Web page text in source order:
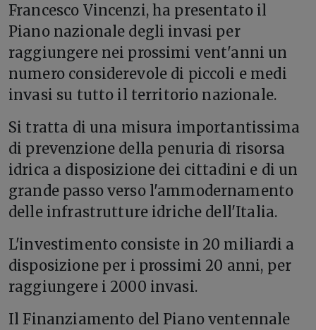
Francesco Vincenzi, ha presentato il
Piano nazionale degli invasi per
raggiungere nei prossimi vent'anni un
numero considerevole di piccoli e medi
invasi su tutto il territorio nazionale.
Si tratta di una misura importantissima
di prevenzione della penuria di risorsa
idrica a disposizione dei cittadini e di un
grande passo verso l'ammodernamento
delle infrastrutture idriche dell'Italia.
L'investimento consiste in 20 miliardi a
disposizione per i prossimi 20 anni, per
raggiungere i 2000 invasi.
Il Finanziamento del Piano ventennale